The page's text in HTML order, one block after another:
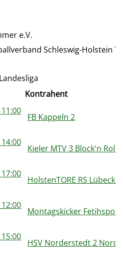
e.V.
Schleswig-Holstein
Kontrahent
FB Kappeln 2
Kieler MTV 3 Block'n Roll
HolstenTORE RS Lübeck 3
Montagskicker Fetihspor
HSV Norderstedt 2